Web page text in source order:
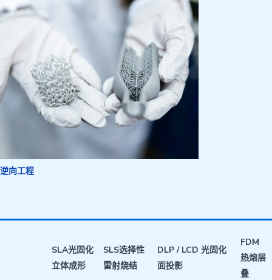
逆向工程
SLA光固化
立体成形
SLS选择性
雷射烧结
DLP / LCD 光固化
面投影
FDM
热熔层
叠